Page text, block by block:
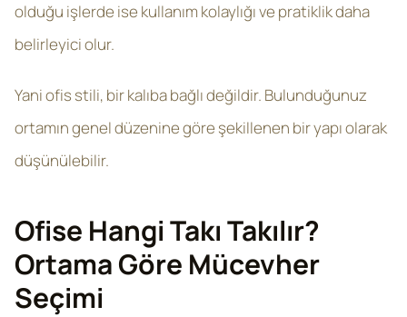
olduğu işlerde ise kullanım kolaylığı ve pratiklik daha
belirleyici olur.
Yani ofis stili, bir kalıba bağlı değildir. Bulunduğunuz
ortamın genel düzenine göre şekillenen bir yapı olarak
düşünülebilir.
Ofise Hangi Takı Takılır?
Ortama Göre Mücevher
Seçimi